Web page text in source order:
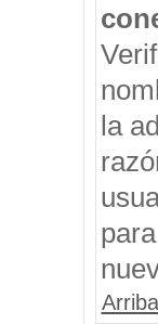
la
Arriba